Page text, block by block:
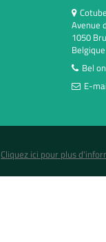
Avenue
1050
Belgique
Bel
E-
Cliquez ici pour plus